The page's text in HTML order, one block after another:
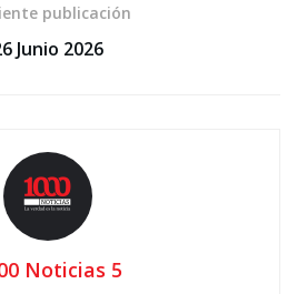
publicación
Junio 2026
Noticias 5